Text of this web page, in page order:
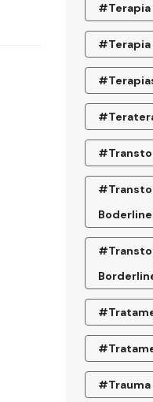
#terapia
#terapia
Boderline
#trauma